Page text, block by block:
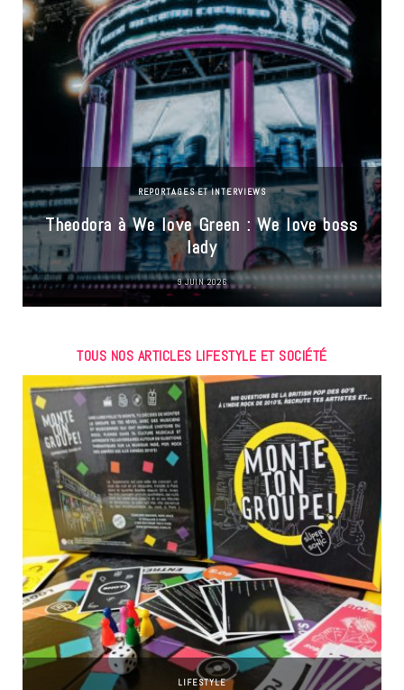
REPORTAGES ET INTERVIEWS
Theodora à We love Green : We love boss
lady
9 JUIN 2026
TOUS NOS ARTICLES LIFESTYLE ET SOCIÉTÉ
LIFESTYLE